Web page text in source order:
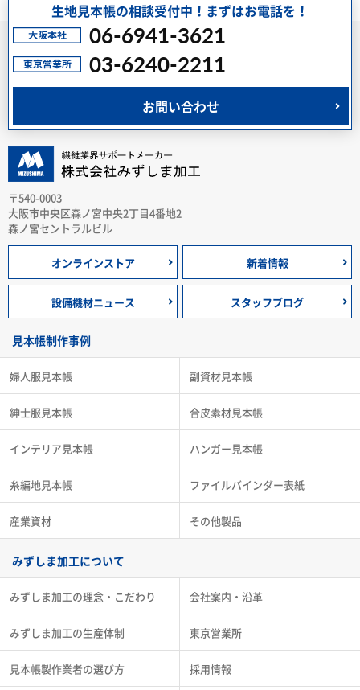
生地見本帳の相談受付中！まずはお電話を！
06-6941-3621
03-6240-2211
お問い合わせ
〒540-0003
大阪市中央区森ノ宮中央2丁目4番地2
森ノ宮セントラルビル
オンラインストア 新着情報
設備機材ニュース スタッフブログ
見本帳制作事例
婦人服見本帳
紳士服見本帳
インテリア見本帳
糸編地見本帳
産業資材
副資材見本帳
合皮素材見本帳
ハンガー見本帳
ファイルバインダー表紙
その他製品
みずしま加工について
みずしま加工の理念・こだわり
みずしま加工の生産体制
見本帳製作業者の選び方
会社案内・沿革
東京営業所
採用情報